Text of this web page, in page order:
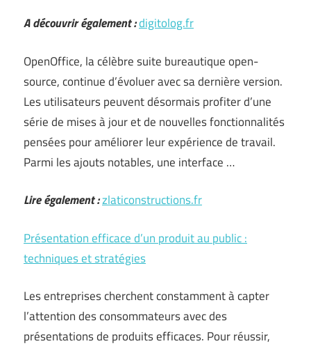
A découvrir également :digitolog.fr
OpenOffice, la célèbre suite bureautique open-
source, continue d’évoluer avec sa dernière version.
Les utilisateurs peuvent désormais profiter d’une
série de mises à jour et de nouvelles fonctionnalités
pensées pour améliorer leur expérience de travail.
Parmi les ajouts notables, une interface …
Lire également :zlaticonstructions.fr
Présentation efficace d’un produit au public :
techniques et stratégies
Les entreprises cherchent constamment à capter
l’attention des consommateurs avec des
présentations de produits efficaces. Pour réussir,